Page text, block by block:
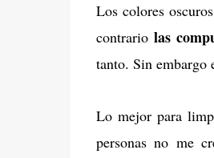
Los colores
contrario las
tanto. Sin embargo
Lo mejor para
personas no me